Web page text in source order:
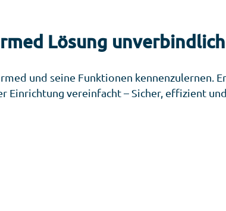
Lösung unverbindlich
und seine Funktionen kennenzulernen.
Einrichtung vereinfacht – Sicher, effizient